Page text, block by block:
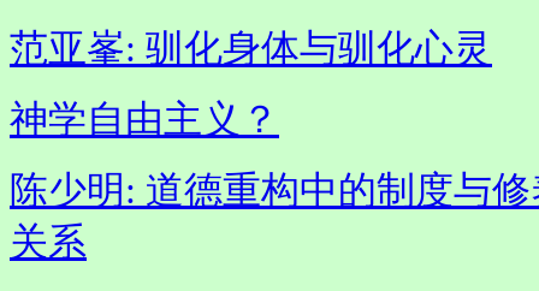
范亚峯: 驯化身体与驯化心灵
神学自由主义？
陈少明: 道德重构中的制度与
关系